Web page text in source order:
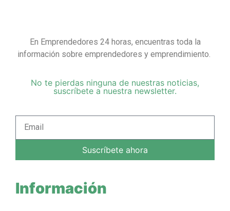
En Emprendedores 24 horas, encuentras toda la
información sobre emprendedores y emprendimiento.
No te pierdas ninguna de nuestras noticias,
suscríbete a nuestra newsletter.
Suscríbete ahora
Información